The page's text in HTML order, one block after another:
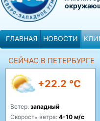
ГЛАВНАЯ НОВОСТИ
СЕЙЧАС В ПЕТЕРБУРГЕ
+22.2 °C
Ветер: западный
Скорость ветра: 4-10 м/с